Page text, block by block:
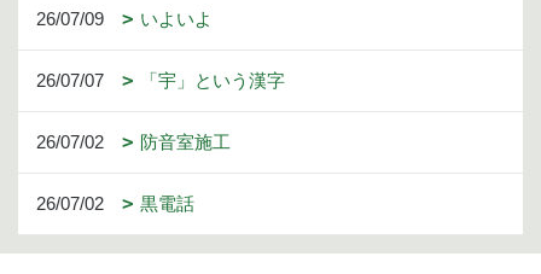
26/07/09 いよいよ
26/07/07 「宇」という漢字
26/07/02 防音室施工
26/07/02 黒電話